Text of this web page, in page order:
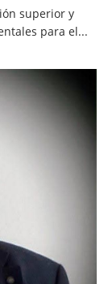
superior y
para el...